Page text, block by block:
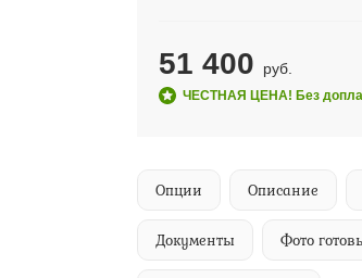
51 400 руб.
ЧЕСТНАЯ ЦЕНА! Без
Опции Описание
Документы Фото